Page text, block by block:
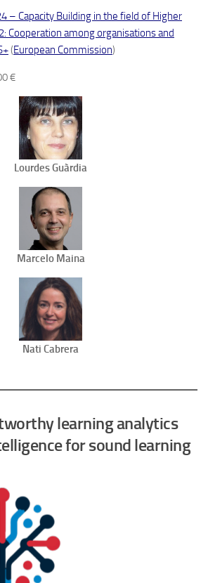
– Capacity Building in the field of Higher
Cooperation among organisations and
(European Commission)
€
Lourdes Guàrdia
Marcelo Maina
Nati Cabrera
learning analytics
for sound learning